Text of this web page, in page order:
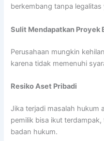
berkembang tanpa legalitas
Sulit Mendapatkan Proyek
Perusahaan mungkin
karena tidak memenuhi
Resiko Aset Pribadi
Jika terjadi masalah hukum
pemilik bisa ikut
badan hukum.